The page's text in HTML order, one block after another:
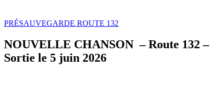
PRÉSAUVEGARDE ROUTE 132
NOUVELLE CHANSON – Route 132 –
Sortie le 5 juin 2026